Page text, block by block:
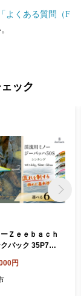
「よくある質問（F
ック
Ｚｅｅｂａｃｈ
バック 35P780
ッシング ミノー
ZeeBach zeeb
円